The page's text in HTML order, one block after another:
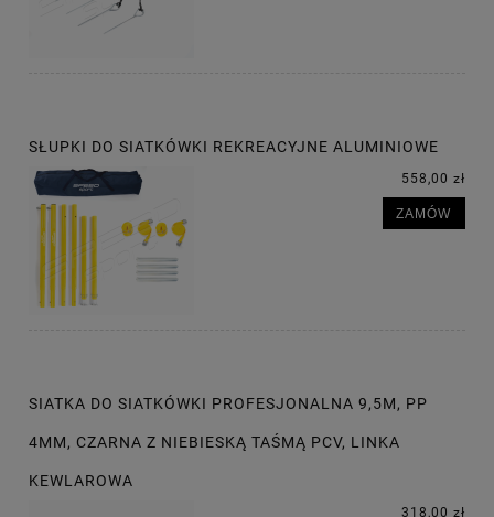
SŁUPKI DO SIATKÓWKI REKREACYJNE ALUMINIOWE
558,00 zł
ZAMÓW
SIATKA DO SIATKÓWKI PROFESJONALNA 9,5M, PP
4MM, CZARNA Z NIEBIESKĄ TAŚMĄ PCV, LINKA
KEWLAROWA
318,00 zł